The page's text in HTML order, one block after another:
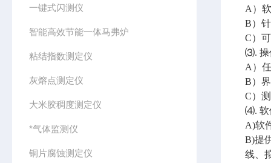
一键式闪测仪
智能高效节能一体马弗炉
粘结指数测定仪
灰熔点测定仪
大米胶稠度测定仪
*气体监测仪
铜片腐蚀测定仪
A）
B）
C）
⑶. 操
A）
B）
C）
⑷. 软
A)软
B)提
线、